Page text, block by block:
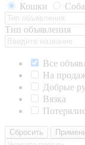
Кошки
Тип объявления
Все
На
Добрые
Вязка
Сбросить